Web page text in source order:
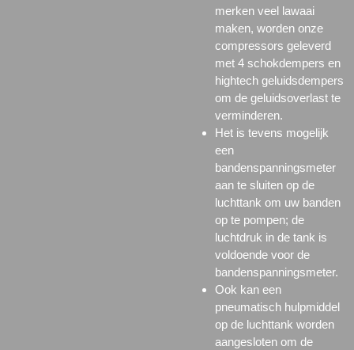
merken veel lawaai
maken, worden onze
compressors geleverd
met 4 schokdempers en
hightech geluidsdempers
om de geluidsoverlast te
verminderen.
Het is tevens mogelijk
een
bandenspanningsmeter
aan te sluiten op de
luchttank om uw banden
op te pompen; de
luchtdruk in de tank is
voldoende voor de
bandenspanningsmeter.
Ook kan een
pneumatisch hulpmiddel
op de luchttank worden
aangesloten om de